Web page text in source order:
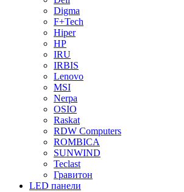
Digma
F+Tech
Hiper
HP
IRU
IRBIS
Lenovo
MSI
Nerpa
OSIO
Raskat
RDW Computers
ROMBICA
SUNWIND
Teclast
Гравитон
LED панели